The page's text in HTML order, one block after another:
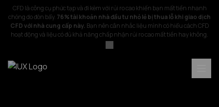
CFD là công cụ phức tạp và đi kèm với rủi ro cao khiến bạn mất tiền nhanh
chóng do đòn bẩy. 76% tài khoản nhà đầu tư nhỏ lẻ bị thua lỗ khi giao dịch
CFD với nhà cung cấp này. Bạn nên cân nhắc liệu mình có hiểu cách CFD
hoạt động và liệu có đủ khả năng chấp nhận rủi ro cao mất tiền hay không.